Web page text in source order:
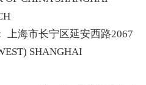
上海市长宁区延安西路2067
SHANGHAI